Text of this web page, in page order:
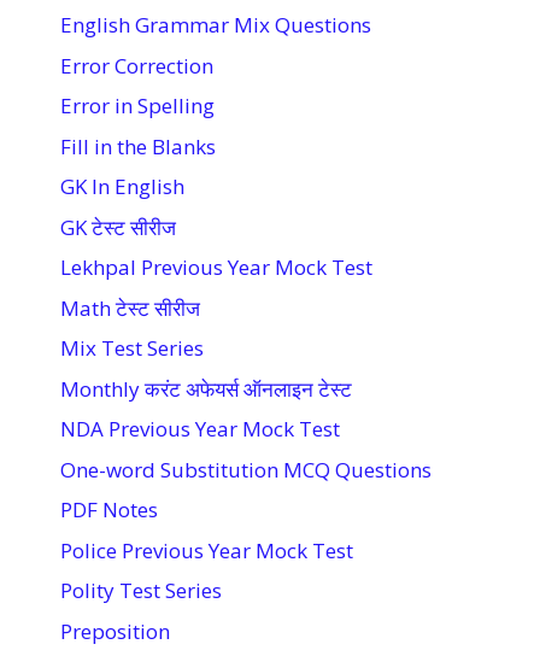
English Grammar Mix Questions
Error Correction
Error in Spelling
Fill in the Blanks
GK In English
GK टेस्ट सीरीज
Lekhpal Previous Year Mock Test
Math टेस्ट सीरीज
Mix Test Series
Monthly करंट अफेयर्स ऑनलाइन टेस्ट
NDA Previous Year Mock Test
One-word Substitution MCQ Questions
PDF Notes
Police Previous Year Mock Test
Polity Test Series
Preposition